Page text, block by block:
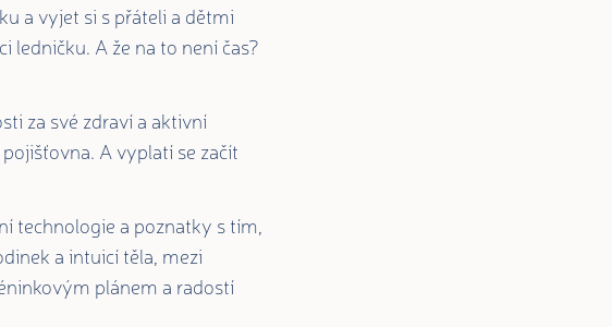
a vyjet si s přáteli a dětmi
ledničku. A že na to není čas?
za své zdraví a aktivní
A vyplatí se začít
technologie a poznatky s tím,
a intuicí těla, mezi
plánem a radostí